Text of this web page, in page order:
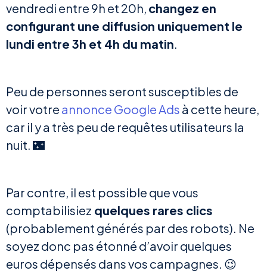
vendredi entre 9h et 20h, changez en
configurant une diffusion uniquement le
lundi entre 3h et 4h du matin.
Peu de personnes seront susceptibles de
voir votre annonce Google Ads à cette heure,
car il y a très peu de requêtes utilisateurs la
nuit. 🌃
Par contre, il est possible que vous
comptabilisiez quelques rares clics
(probablement générés par des robots). Ne
soyez donc pas étonné d’avoir quelques
euros dépensés dans vos campagnes. 😉